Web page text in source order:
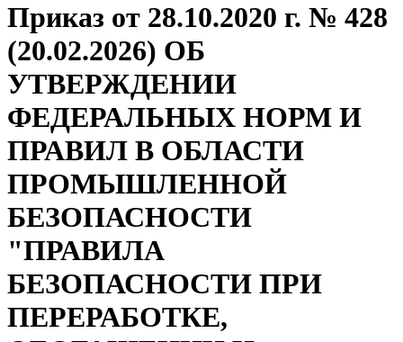
Приказ от 28.10.2020 г. № 428
(20.02.2026) ОБ
УТВЕРЖДЕНИИ
ФЕДЕРАЛЬНЫХ НОРМ И
ПРАВИЛ В ОБЛАСТИ
ПРОМЫШЛЕННОЙ
БЕЗОПАСНОСТИ
"ПРАВИЛА
БЕЗОПАСНОСТИ ПРИ
ПЕРЕРАБОТКЕ,